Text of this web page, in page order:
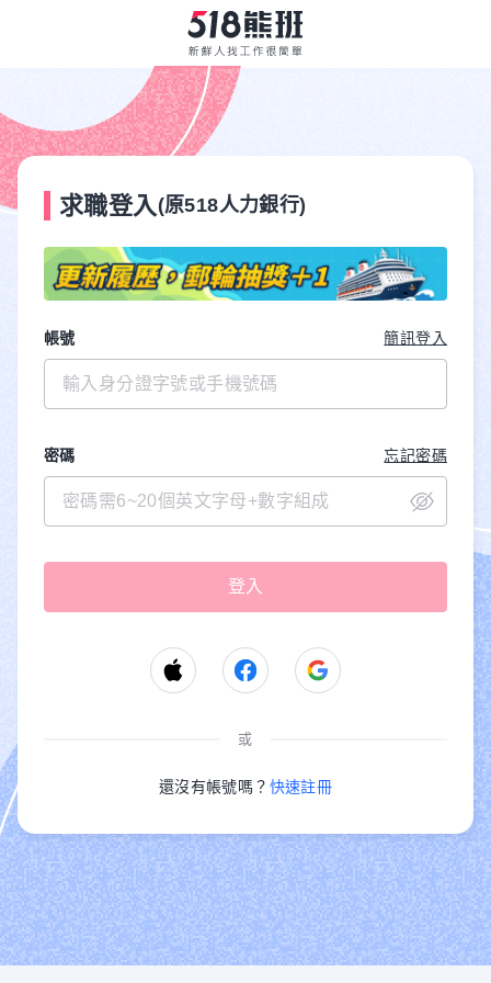
求職登入 (原518人力銀行)
帳號 簡訊登入
密碼 忘記密碼
或
還沒有帳號嗎？ 快速註冊